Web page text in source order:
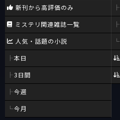
新刊から高評価のみ
ミステリ関連雑誌一覧
人気・話題の小説
本日
3日間
今週
今月